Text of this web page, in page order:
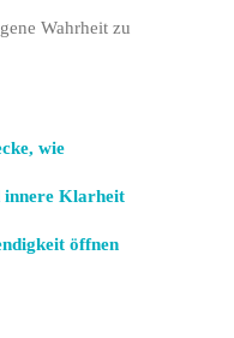
Wahrheit zu
wie
innere Klarheit
öffnen